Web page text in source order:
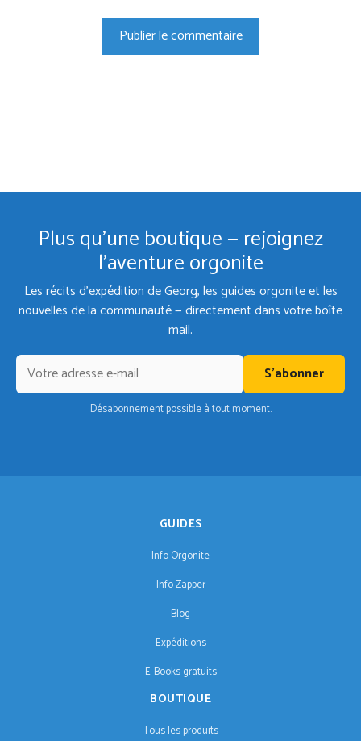
Plus qu'une boutique — rejoignez
l'aventure orgonite
Les récits d'expédition de Georg, les guides orgonite et les
nouvelles de la communauté — directement dans votre boîte
mail.
S'abonner
Désabonnement possible à tout moment.
GUIDES
Info Orgonite
Info Zapper
Blog
Expéditions
E-Books gratuits
BOUTIQUE
Tous les produits